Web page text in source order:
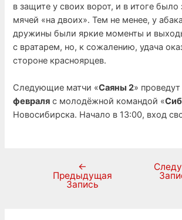
в защите у своих ворот, и в итоге было
мячей «на двоих». Тем не менее, у
дружины были яркие моменты и
с вратарем, но, к сожалению, удача
стороне красноярцев.
Следующие матчи «Саяны 2»
февраля с молодёжной командой «
Новосибирска. Начало в 13:00, вход
←
Предыдущая
Запись